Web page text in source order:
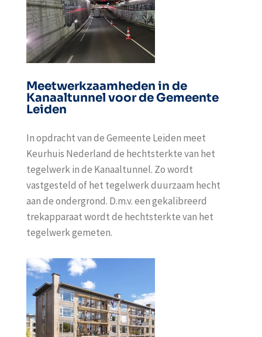
Meetwerkzaamheden in de
Kanaaltunnel voor de Gemeente
Leiden
In opdracht van de Gemeente Leiden meet
Keurhuis Nederland de hechtsterkte van het
tegelwerk in de Kanaaltunnel. Zo wordt
vastgesteld of het tegelwerk duurzaam hecht
aan de ondergrond. D.m.v. een gekalibreerd
trekapparaat wordt de hechtsterkte van het
tegelwerk gemeten.